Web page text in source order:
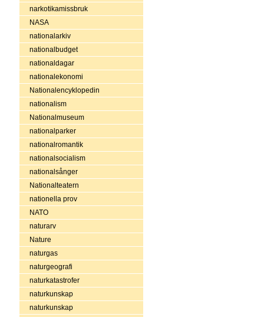
narkotikamissbruk
NASA
nationalarkiv
nationalbudget
nationaldagar
nationalekonomi
Nationalencyklopedin
nationalism
Nationalmuseum
nationalparker
nationalromantik
nationalsocialism
nationalsånger
Nationalteatern
nationella prov
NATO
naturarv
Nature
naturgas
naturgeografi
naturkatastrofer
naturkunskap
naturkunskap